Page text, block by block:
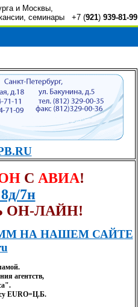
и Москвы,
семинары +7 (921) 939-81-99
С АВИА!
7н
ОН-ЛАЙН!
НА НАШЕМ САЙТЕ
агентств,
EURO=Ц.Б.